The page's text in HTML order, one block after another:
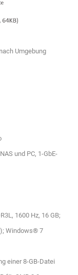
Umgebung
und PC, 1-GbE-
1600 Hz, 16 GB;
Windows® 7
einer 8-GB-Datei